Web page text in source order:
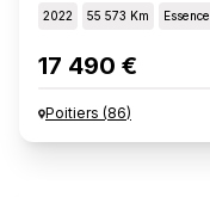
2022 55 573 Km Essence
17 490 €
Poitiers (86)